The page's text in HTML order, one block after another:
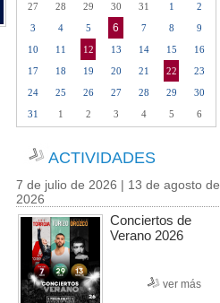
27 28 29 30 31 1
2
3
4 5 6 7 8
9
10
11 12 13 14 15
16
17
18 19 20 21 22
23
24
25 26 27 28 29
30
31
1 2 3 4 5 6
ACTIVIDADES
7 de julio de 2026 | 13 de agosto de
2026
Conciertos de
Verano 2026
ver más